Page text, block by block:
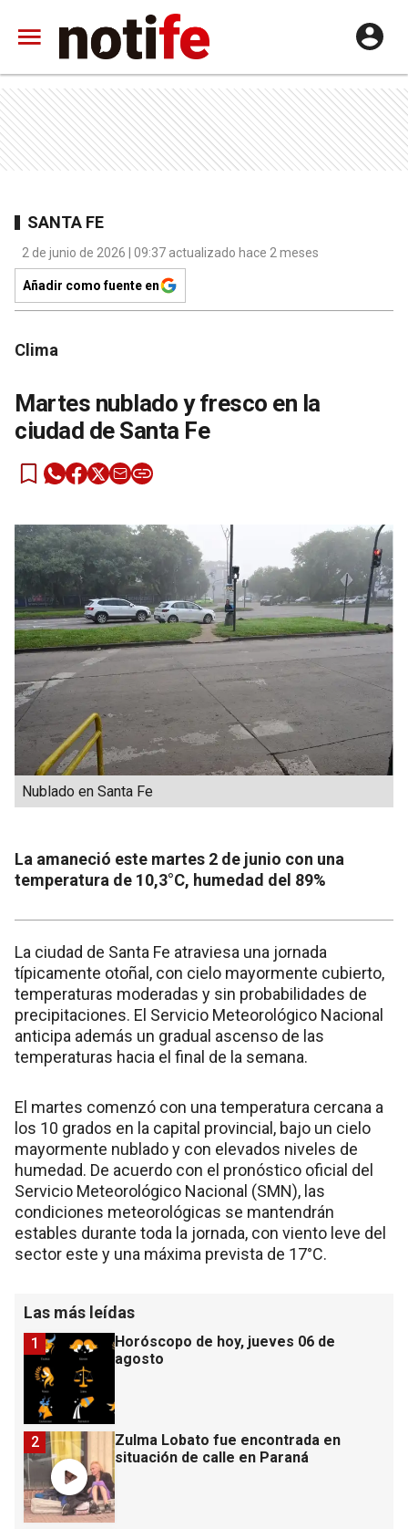
SANTA FE
2 de junio de 2026 | 09:37 actualizado hace 2 meses
Añadir como fuente en
Clima
Martes nublado y fresco en la
ciudad de Santa Fe
Nublado en Santa Fe
La amaneció este martes 2 de junio con una
temperatura de 10,3°C, humedad del 89%
La ciudad de Santa Fe atraviesa una jornada
típicamente otoñal, con cielo mayormente cubierto,
temperaturas moderadas y sin probabilidades de
precipitaciones. El Servicio Meteorológico Nacional
anticipa además un gradual ascenso de las
temperaturas hacia el final de la semana.
El martes comenzó con una temperatura cercana a
los 10 grados en la capital provincial, bajo un cielo
mayormente nublado y con elevados niveles de
humedad. De acuerdo con el pronóstico oficial del
Servicio Meteorológico Nacional (SMN), las
condiciones meteorológicas se mantendrán
estables durante toda la jornada, con viento leve del
sector este y una máxima prevista de 17°C.
Las más leídas
Horóscopo de hoy, jueves 06 de
agosto
1
Zulma Lobato fue encontrada en
situación de calle en Paraná
2